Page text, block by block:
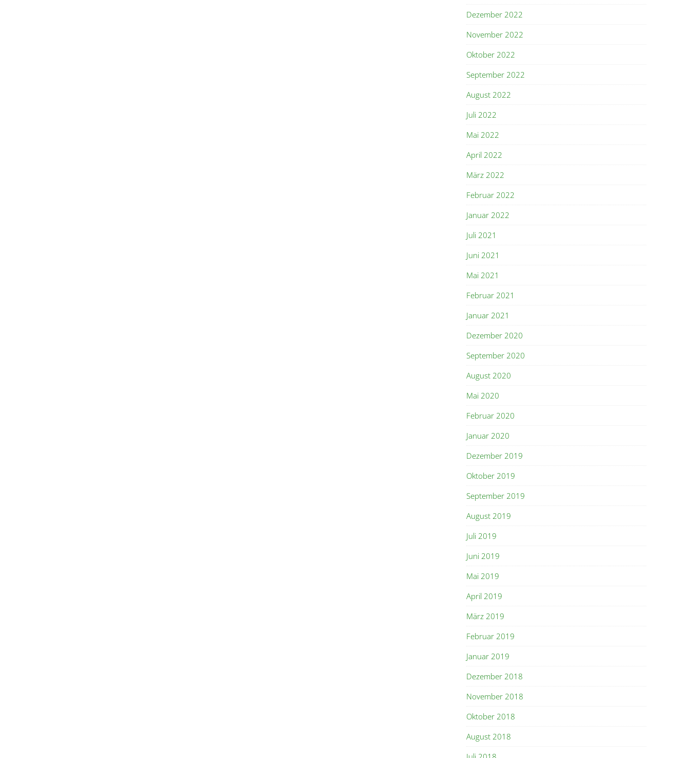
Dezember 2022
November 2022
Oktober 2022
September 2022
August 2022
Juli 2022
Mai 2022
April 2022
März 2022
Februar 2022
Januar 2022
Juli 2021
Juni 2021
Mai 2021
Februar 2021
Januar 2021
Dezember 2020
September 2020
August 2020
Mai 2020
Februar 2020
Januar 2020
Dezember 2019
Oktober 2019
September 2019
August 2019
Juli 2019
Juni 2019
Mai 2019
April 2019
März 2019
Februar 2019
Januar 2019
Dezember 2018
November 2018
Oktober 2018
August 2018